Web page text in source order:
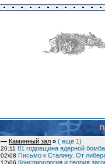
— Каминный зал » ( ещё 1)
20:11 81 годовщина ядерной
02\08 Письмо к Сталину. От
12\06 Конспирология и теория